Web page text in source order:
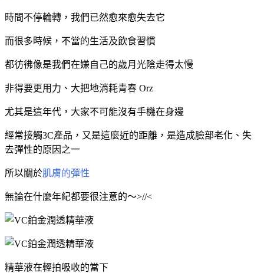
時間不停輪轉，我們已然愈來愈失去它
而很多時候，不當的生活及飲食習慣
都彷彿像是我們在嫌自己的歲月光陰走得太慢
非得要更用力、 大把地消耗青春 Orz
尤其是這年代，大家不可能沒有手機在身邊
經常接觸3C產品，又是這麼近的距離，是造成臉部老化、失
去彈性的原因之一
所以關於肌膚的彈性
無論在什麼年紀都要很注意的～>//<
精華液在輕拍吸收的當下